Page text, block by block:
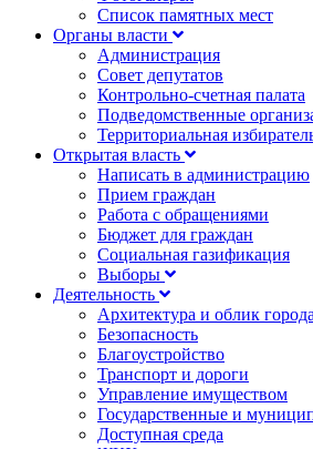
Список памятных мест
Органы власти
Администрация
Совет депутатов
Контрольно-счетная палата
Подведомственные
Территориальная
Открытая власть
Написать в администрацию
Прием граждан
Работа с обращениями
Бюджет для граждан
Социальная газификация
Выборы
Деятельность
Архитектура и облик города
Безопасность
Благоустройство
Транспорт и дороги
Управление имуществом
Государственные и
Доступная среда